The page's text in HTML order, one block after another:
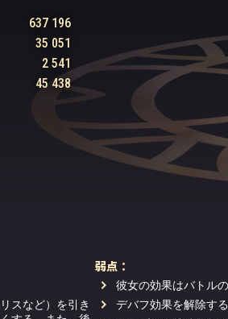
637 196
35 051
2 541
45 438
スなど）を引き
弱点：
彼女の効果はバトル
デバフ効果を解除す